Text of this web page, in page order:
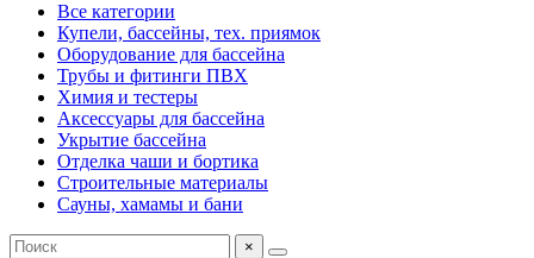
Все категории
Купели, бассейны, тех. приямок
Оборудование для бассейна
Трубы и фитинги ПВХ
Химия и тестеры
Аксессуары для бассейна
Укрытие бассейна
Отделка чаши и бортика
Строительные материалы
Сауны, хамамы и бани
×